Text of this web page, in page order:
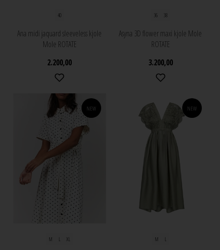
40
Ana midi jaquard sleeveless kjole
Mole ROTATE
2.200,00
36 38
Asyna 3D flower maxi kjole Mole
ROTATE
3.200,00
NEW
M L XL
NEW
M L